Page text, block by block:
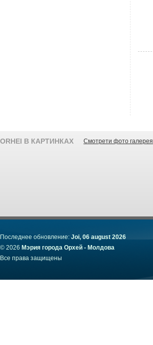
ORHEI В КАРТИНКАХ Смотрети фото галерея
Последнее обновление: Joi, 06 august 2026
© 2026 Мэрия города Орхей - Молдова
Все права защищены